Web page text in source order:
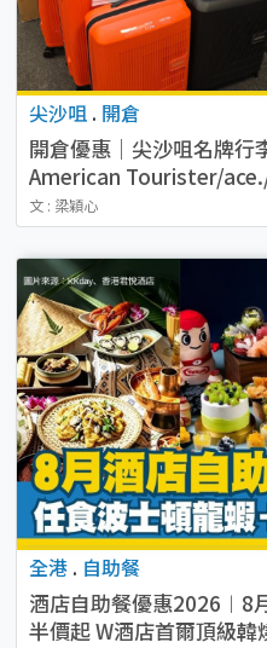
尖沙咀 . 開倉
開倉優惠｜尖沙咀名牌行
American Tourister/
文 : 梁穎心
全港 . 自助餐
酒店自助餐優惠
半價起 W酒店首爾頂級